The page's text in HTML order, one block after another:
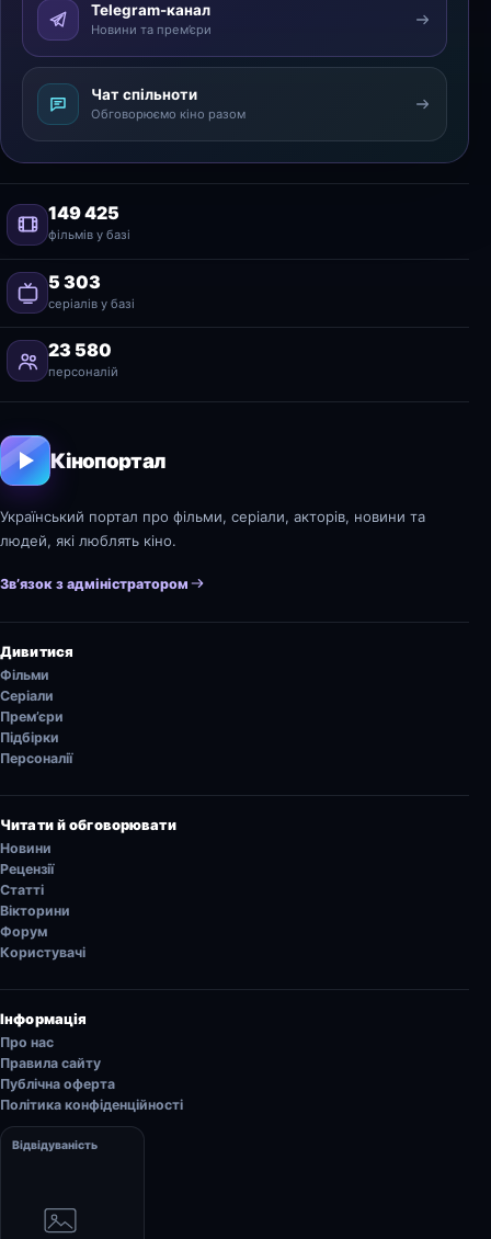
Telegram-канал
Новини та прем’єри
Чат спільноти
Обговорюємо кіно разом
149 425
фільмів у базі
5 303
серіалів у базі
23 580
персоналій
Кінопортал
Український портал про фільми, серіали, акторів, новини та
людей, які люблять кіно.
Зв’язок з адміністратором
Дивитися
Фільми
Серіали
Прем’єри
Підбірки
Персоналії
Читати й обговорювати
Новини
Рецензії
Статті
Вікторини
Форум
Користувачі
Інформація
Про нас
Правила сайту
Публічна оферта
Політика конфіденційності
Відвідуваність